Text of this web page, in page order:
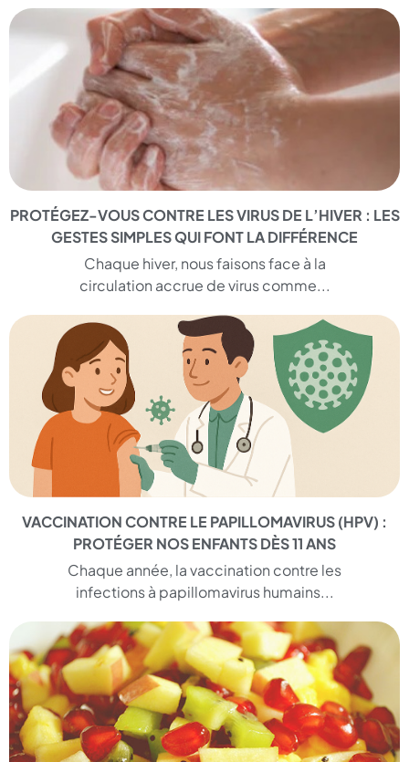
PROTÉGEZ-VOUS CONTRE LES VIRUS DE L’HIVER : LES
GESTES SIMPLES QUI FONT LA DIFFÉRENCE
Chaque hiver, nous faisons face à la
circulation accrue de virus comme...
VACCINATION CONTRE LE PAPILLOMAVIRUS (HPV) :
PROTÉGER NOS ENFANTS DÈS 11 ANS
Chaque année, la vaccination contre les
infections à papillomavirus humains...